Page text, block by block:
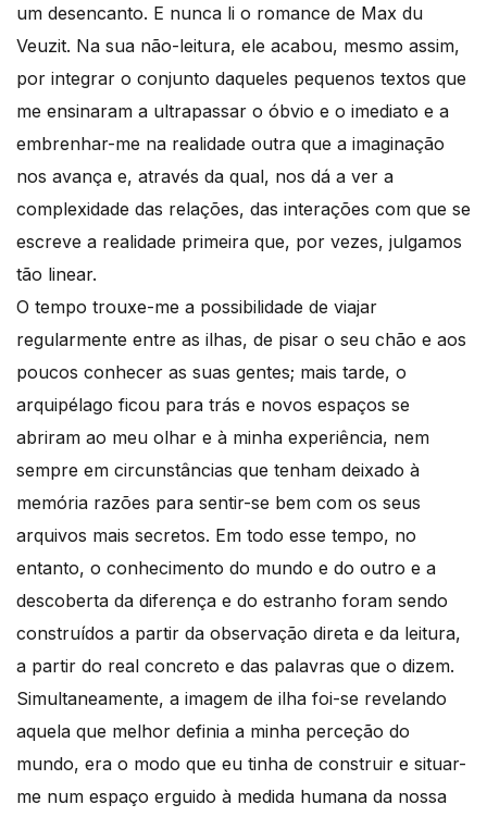
um desencanto. E nunca li o romance de Max du
Veuzit. Na sua não-leitura, ele acabou, mesmo assim,
por integrar o conjunto daqueles pequenos textos que
me ensinaram a ultrapassar o óbvio e o imediato e a
embrenhar-me na realidade outra que a imaginação
nos avança e, através da qual, nos dá a ver a
complexidade das relações, das interações com que se
escreve a realidade primeira que, por vezes, julgamos
tão linear.
O tempo trouxe-me a possibilidade de viajar
regularmente entre as ilhas, de pisar o seu chão e aos
poucos conhecer as suas gentes; mais tarde, o
arquipélago ficou para trás e novos espaços se
abriram ao meu olhar e à minha experiência, nem
sempre em circunstâncias que tenham deixado à
memória razões para sentir-se bem com os seus
arquivos mais secretos. Em todo esse tempo, no
entanto, o conhecimento do mundo e do outro e a
descoberta da diferença e do estranho foram sendo
construídos a partir da observação direta e da leitura,
a partir do real concreto e das palavras que o dizem.
Simultaneamente, a imagem de ilha foi-se revelando
aquela que melhor definia a minha perceção do
mundo, era o modo que eu tinha de construir e situar-
me num espaço erguido à medida humana da nossa